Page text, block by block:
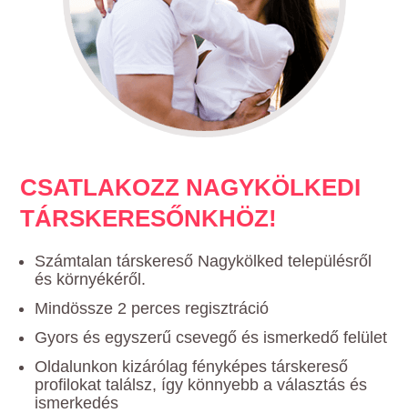
CSATLAKOZZ NAGYKÖLKEDI
TÁRSKERESŐNKHÖZ!
Számtalan társkereső Nagykölked településről
és környékéről.
Mindössze 2 perces regisztráció
Gyors és egyszerű csevegő és ismerkedő felület
Oldalunkon kizárólag fényképes társkereső
profilokat találsz, így könnyebb a választás és
ismerkedés